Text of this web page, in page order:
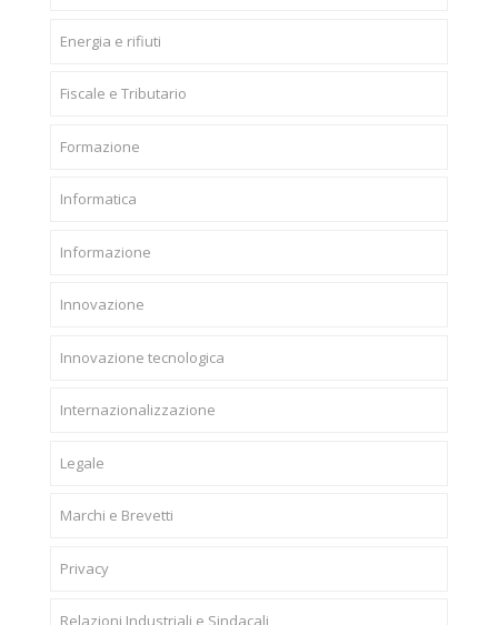
Energia e rifiuti
Fiscale e Tributario
Formazione
Informatica
Informazione
Innovazione
Innovazione tecnologica
Internazionalizzazione
Legale
Marchi e Brevetti
Privacy